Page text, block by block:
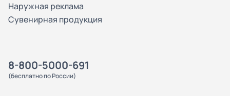
Наружная реклама
Сувенирная продукция
8-800-5000-691
(бесплатно по России)